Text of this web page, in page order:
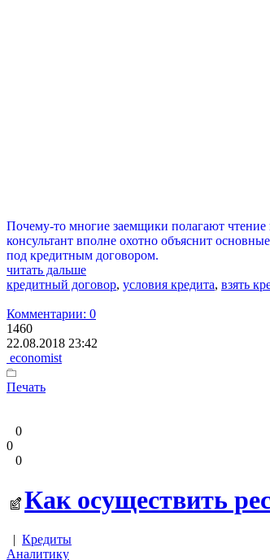
Почему-то многие заемщики полагают чтение
консультант вполне охотно объяснит
под кредитным договором.
читать дальше
кредитный договор, условия кредита, взять
Комментарии: 0
1460
22.08.2018 23:42
economist
Печать
0
0
0
Как осуществить
| Кредиты
Аналитику